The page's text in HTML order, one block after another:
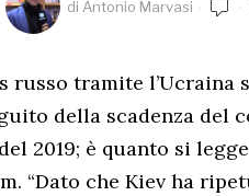
di Antonio Marvasi
russo tramite l’Ucraina
della scadenza del
2019; è quanto si
“Dato che Kiev ha